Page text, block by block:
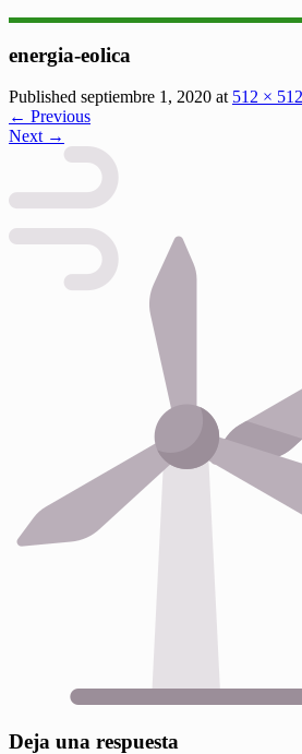
energia-eolica
Published septiembre 1, 2020 at 512 × 512
← Previous
Next →
Deja una respuesta